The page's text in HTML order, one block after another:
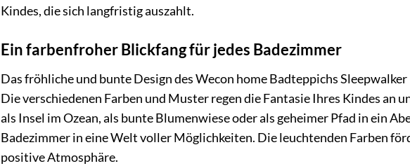
Kindes, die sich langfristig auszahlt.
Ein farbenfroher Blickfang für jedes Badezimmer
Das fröhliche und bunte Design des Wecon home Badteppichs
Die verschiedenen Farben und Muster regen die Fantasie Ihres Kindes an
als Insel im Ozean, als bunte Blumenwiese oder als geheimer Pfad in ein
Badezimmer in eine Welt voller Möglichkeiten. Die leuchtenden Farben
positive Atmosphäre.